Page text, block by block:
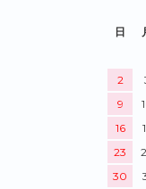
日
2
9
16
23
30